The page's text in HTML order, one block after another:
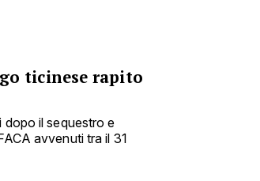
ticinese rapito
il sequestro e
avvenuti tra il 31